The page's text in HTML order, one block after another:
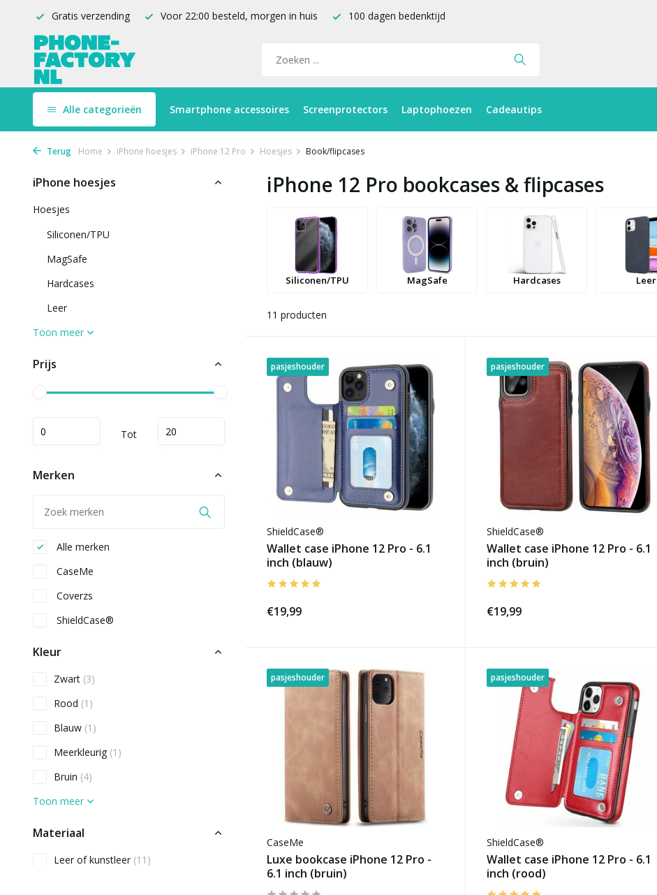
Gratis verzending Voor 22:00 besteld, morgen in huis 100 dagen bedenktijd
Alle categorieën Smartphone accessoires Screenprotectors Laptophoezen Cadeautips
Terug Home iPhone hoesjes iPhone 12 Pro Hoesjes Book/flipcases
iPhone hoesjes
Hoesjes
Siliconen/TPU
MagSafe
Hardcases
Leer
Toon meer
Prijs
Tot
Merken
Alle merken
CaseMe
Coverzs
ShieldCase®
Kleur
Zwart (3)
Rood (1)
Blauw (1)
Meerkleurig (1)
Bruin (4)
Toon meer
Materiaal
Leer of kunstleer (11)
iPhone 12 Pro bookcases & flipcases
Siliconen/TPU MagSafe Hardcases Leer
11 producten
pasjeshouder
ShieldCase®
Wallet case iPhone 12 Pro - 6.1
inch (blauw)
€19,99
pasjeshouder
ShieldCase®
Wallet case iPhone 12 Pro - 6.1
inch (bruin)
€19,99
pasjeshouder
CaseMe
Luxe bookcase iPhone 12 Pro -
6.1 inch (bruin)
pasjeshouder
ShieldCase®
Wallet case iPhone 12 Pro - 6.1
inch (rood)